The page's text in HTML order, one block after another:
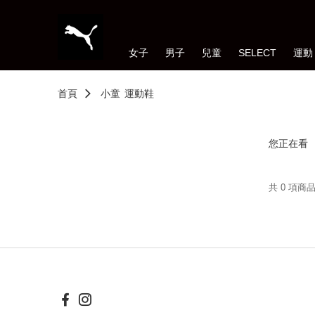
女子 男子 兒童 SELECT 運動
首頁 小童 運動鞋
您正在看
共 0 項商品